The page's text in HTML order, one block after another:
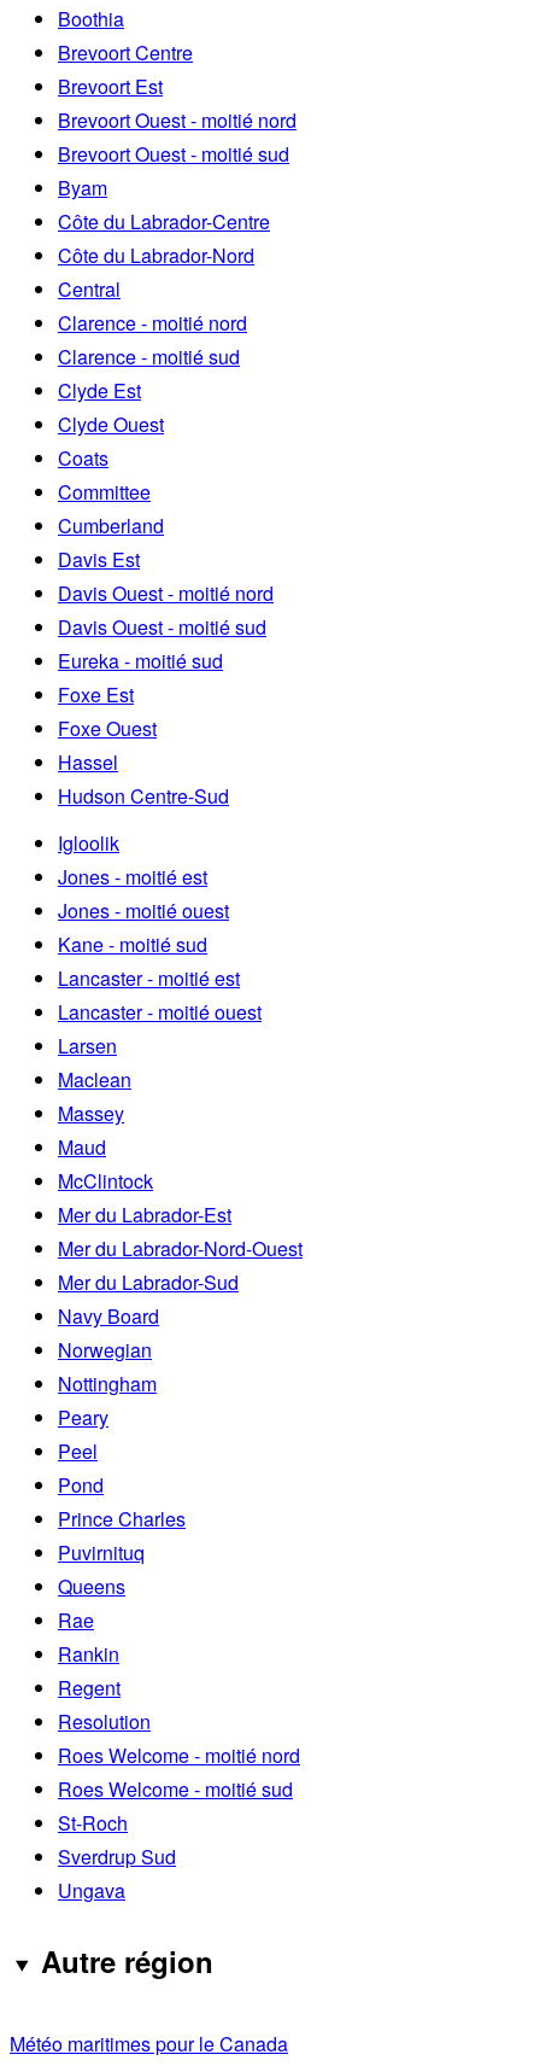
Boothia
Brevoort Centre
Brevoort Est
Brevoort Ouest - moitié nord
Brevoort Ouest - moitié sud
Byam
Côte du Labrador-Centre
Côte du Labrador-Nord
Central
Clarence - moitié nord
Clarence - moitié sud
Clyde Est
Clyde Ouest
Coats
Committee
Cumberland
Davis Est
Davis Ouest - moitié nord
Davis Ouest - moitié sud
Eureka - moitié sud
Foxe Est
Foxe Ouest
Hassel
Hudson Centre-Sud
Igloolik
Jones - moitié est
Jones - moitié ouest
Kane - moitié sud
Lancaster - moitié est
Lancaster - moitié ouest
Larsen
Maclean
Massey
Maud
McClintock
Mer du Labrador-Est
Mer du Labrador-Nord-Ouest
Mer du Labrador-Sud
Navy Board
Norwegian
Nottingham
Peary
Peel
Pond
Prince Charles
Puvirnituq
Queens
Rae
Rankin
Regent
Resolution
Roes Welcome - moitié nord
Roes Welcome - moitié sud
St-Roch
Sverdrup Sud
Ungava
Autre région
Météo maritimes pour le Canada